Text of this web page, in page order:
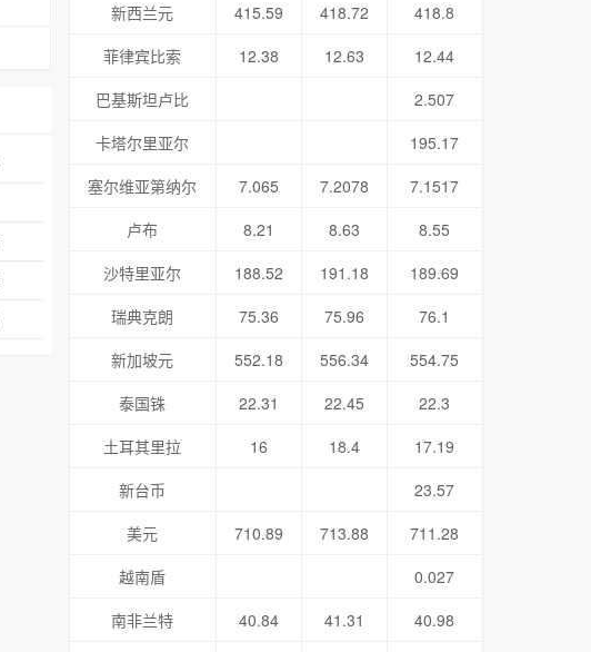
新西兰元
415.59 418.72
418.8
菲律宾比索
12.38 12.63
12.44
巴基斯坦卢比
2.507
卡塔尔里亚尔
195.17
塞尔维亚第纳尔
7.065 7.2078
7.1517
卢布
8.21 8.63
8.55
沙特里亚尔
188.52 191.18
189.69
瑞典克朗
75.36 75.96
76.1
新加坡元
552.18 556.34
554.75
泰国铢
22.31 22.45
22.3
土耳其里拉
16 18.4
17.19
新台币
23.57
美元
710.89 713.88
711.28
越南盾
0.027
南非兰特
40.84 41.31 40.98